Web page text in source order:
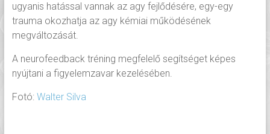
ugyanis hatással vannak az agy fejlődésére, egy-egy
trauma okozhatja az agy kémiai működésének
megváltozását.
A neurofeedback tréning megfelelő segítséget képes
nyújtani a figyelemzavar kezelésében.
Fotó: Walter Silva